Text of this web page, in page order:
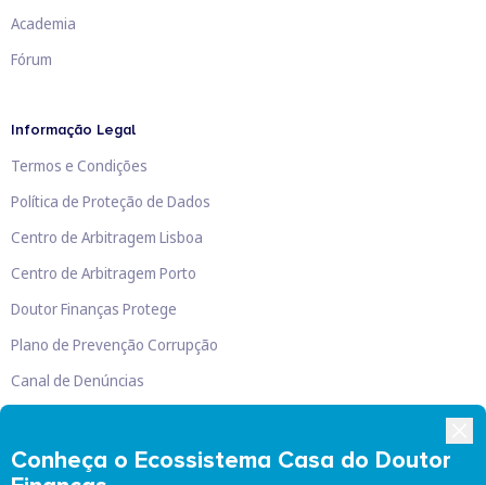
Conheça o Ecossistema Casa do Doutor
Academia
Fórum
Informação Legal
Termos e Condições
Política de Proteção de Dados
Centro de Arbitragem Lisboa
Centro de Arbitragem Porto
Doutor Finanças Protege
Plano de Prevenção Corrupção
Canal de Denúncias